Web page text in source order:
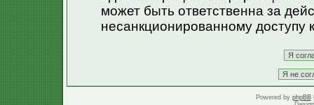
может быть ответственна за
несанкционированному доступу
Powered by phpBB